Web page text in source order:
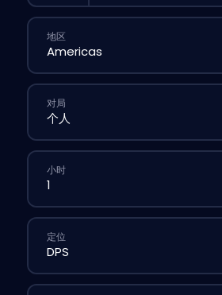
地区
对局
小时
定位